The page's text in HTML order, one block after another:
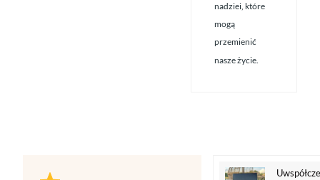
nadziei, które
mogą
przemienić
nasze życie.